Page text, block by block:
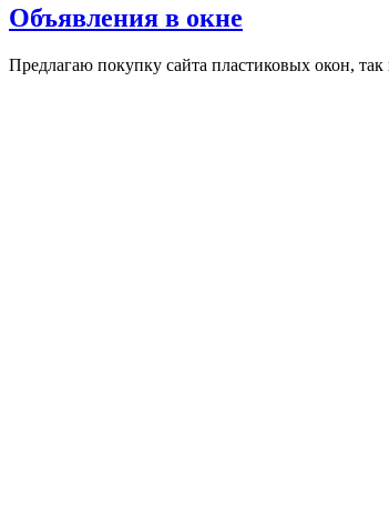
Объявления в окне
Пред­ла­гаю по­куп­ку сай­та плас­ти­ковых окон,